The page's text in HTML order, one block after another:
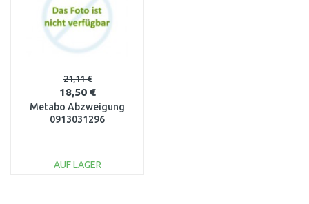
21,11 €
18,50 €
Metabo Abzweigung
0913031296
AUF LAGER